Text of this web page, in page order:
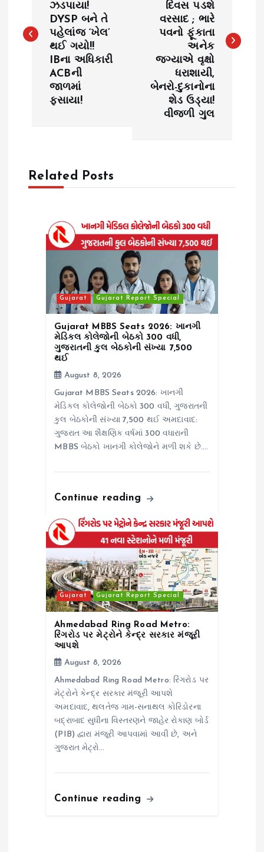
t
g
ઝડપાયા!
DYSP બને તે
પહેલાંજ ‘ખેલ’
થઈ ગયો!!
IBના અધિકારી
ACBની
જાળમાં
ફસાયા!
દિવસ પડશે
વરસાદ ; ભારે
પવનો ફૂંકાતા
અનેક
જગ્યાએ વૃક્ષો
ધરાશાયી,
બેનરો-દુકાનોના
શેડ ઉડ્યા!
વીજળી ગુલ
Related Posts
Gujarat Gujarat Report Special
Gujarat MBBS Seats 2026: ખાનગી
મેડિકલ કોલેજોની બેઠકો 300 વધી,
ગુજરાતની કુલ બેઠકોની સંખ્યા 7,500
થઈ
August 8, 2026
Gujarat MBBS Seats 2026: ખાનગી
મેડિકલ કોલેજોની બેઠકો 300 વધી, ગુજરાતની
કુલ બેઠકોની સંખ્યા 7,500 થઈ અમદાવાદ:
ગુજરાત આ શૈક્ષણિક વર્ષમાં 300 વધારાની
MBBS બેઠકો ખાનગી કોલેજોને મળી શકે છે.…
Continue reading
Gujarat Gujarat Report Special
Ahmedabad Ring Road Metro:
રિંગરોડ પર મેટ્રોને કેન્દ્ર સરકાર મંજૂરી
આપશે
August 8, 2026
Ahmedabad Ring Road Metro: રિંગરોડ પર
મેટ્રોને કેન્દ્ર સરકાર મંજૂરી આપશે
અમદાવાદ, થલતેજ ગામ-સનાથલ કોરિડોરના
બદ્રાબાદ સુધીના વિસ્તરણને જાહેર રોકાણ બોર્ડ
(PIB) દ્વારા મંજૂરી આપવામાં આવી છે, અને
ગુજરાત મેટ્રો…
Continue reading